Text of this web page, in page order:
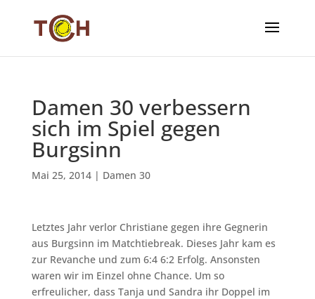
Damen 30 verbessern
sich im Spiel gegen
Burgsinn
Mai 25, 2014| Damen 30
Letztes Jahr verlor Christiane gegen ihre Gegnerin
aus Burgsinn im Matchtiebreak. Dieses Jahr kam es
zur Revanche und zum 6:4 6:2 Erfolg. Ansonsten
waren wir im Einzel ohne Chance. Um so
erfreulicher, dass Tanja und Sandra ihr Doppel im